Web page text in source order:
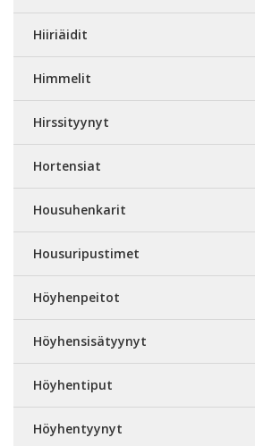
Hiiriäidit
Himmelit
Hirssityynyt
Hortensiat
Housuhenkarit
Housuripustimet
Höyhenpeitot
Höyhensisätyynyt
Höyhentiput
Höyhentyynyt